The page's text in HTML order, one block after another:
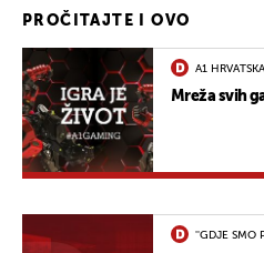
PROČITAJTE I OVO
A1 HRVATSKA
Mreža svih
''GDJE SMO